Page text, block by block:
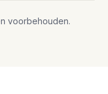
voorbehouden.